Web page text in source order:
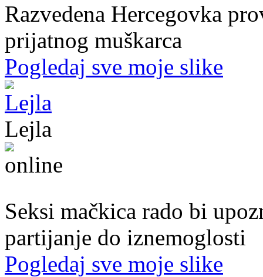
Razvedena Hercegovka
prijatnog muškarca
Pogledaj sve moje slike
Lejla
Seksi mačkica rado bi
partijanje do iznemoglosti
Pogledaj sve moje slike